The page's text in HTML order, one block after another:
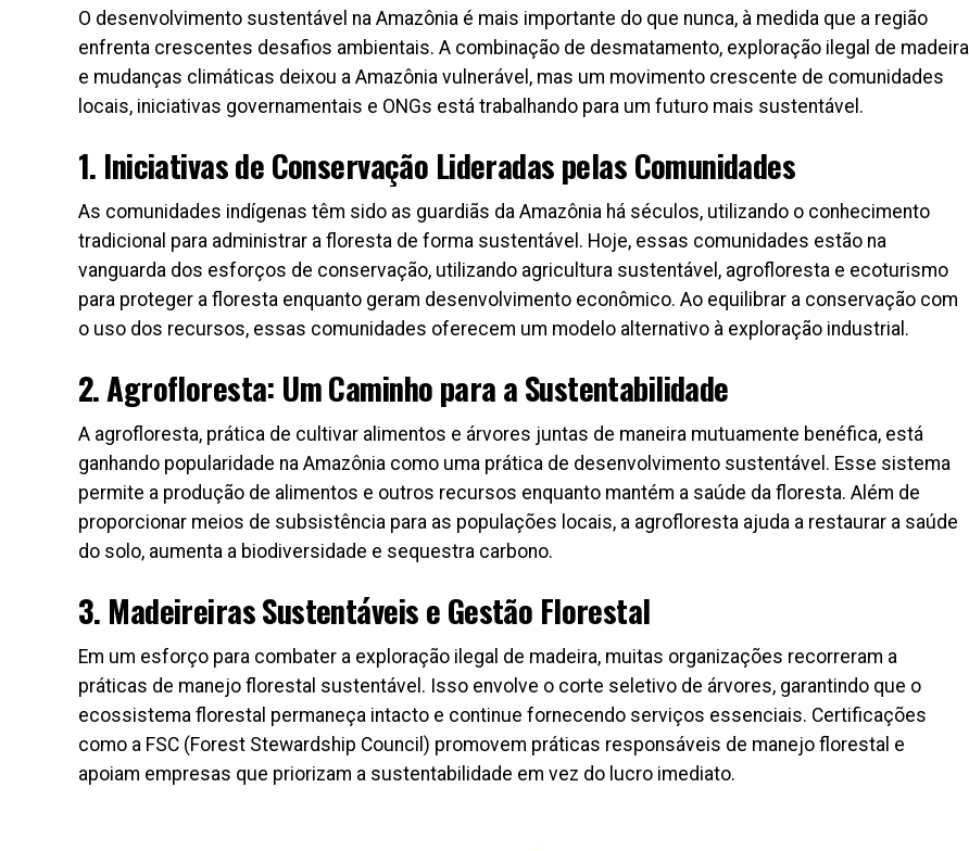
O desenvolvimento sustentável na Amazônia é mais importante do que nunca, à medida que a região
enfrenta crescentes desafios ambientais. A combinação de desmatamento, exploração ilegal de madeira
e mudanças climáticas deixou a Amazônia vulnerável, mas um movimento crescente de comunidades
locais, iniciativas governamentais e ONGs está trabalhando para um futuro mais sustentável.
1. Iniciativas de Conservação Lideradas pelas Comunidades
As comunidades indígenas têm sido as guardiãs da Amazônia há séculos, utilizando o conhecimento
tradicional para administrar a floresta de forma sustentável. Hoje, essas comunidades estão na
vanguarda dos esforços de conservação, utilizando agricultura sustentável, agrofloresta e ecoturismo
para proteger a floresta enquanto geram desenvolvimento econômico. Ao equilibrar a conservação com
o uso dos recursos, essas comunidades oferecem um modelo alternativo à exploração industrial.
2. Agrofloresta: Um Caminho para a Sustentabilidade
A agrofloresta, prática de cultivar alimentos e árvores juntas de maneira mutuamente benéfica, está
ganhando popularidade na Amazônia como uma prática de desenvolvimento sustentável. Esse sistema
permite a produção de alimentos e outros recursos enquanto mantém a saúde da floresta. Além de
proporcionar meios de subsistência para as populações locais, a agrofloresta ajuda a restaurar a saúde
do solo, aumenta a biodiversidade e sequestra carbono.
3. Madeireiras Sustentáveis e Gestão Florestal
Em um esforço para combater a exploração ilegal de madeira, muitas organizações recorreram a
práticas de manejo florestal sustentável. Isso envolve o corte seletivo de árvores, garantindo que o
ecossistema florestal permaneça intacto e continue fornecendo serviços essenciais. Certificações
como a FSC (Forest Stewardship Council) promovem práticas responsáveis de manejo florestal e
apoiam empresas que priorizam a sustentabilidade em vez do lucro imediato.